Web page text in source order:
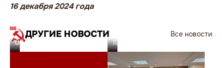
16 декабря 2024 года
ДРУГИЕ НОВОСТИ
Все новости
08.07.26
10.06.26